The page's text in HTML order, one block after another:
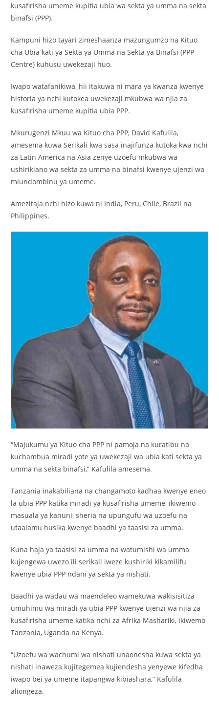
kusafirisha umeme kupitia ubia wa sekta ya umma na sekta
binafsi (PPP).
Kampuni hizo tayari zimeshaanza mazungumzo na Kituo
cha Ubia kati ya Sekta ya Umma na Sekta ya Binafsi (PPP
Centre) kuhusu uwekezaji huo.
Iwapo watafanikiwa, hii itakuwa ni mara ya kwanza kwenye
historia ya nchi kutokea uwekezaji mkubwa wa njia za
kusafirisha umeme kupitia ubia PPP.
Mkurugenzi Mkuu wa Kituo cha PPP, David Kafulila,
amesema kuwa Serikali kwa sasa inajifunza kutoka kwa nchi
za Latin America na Asia zenye uzoefu mkubwa wa
ushirikiano wa sekta za umma na binafsi kwenye ujenzi wa
miundombinu ya umeme.
Amezitaja nchi hizo kuwa ni India, Peru, Chile, Brazil na
Philippines.
“Majukumu ya Kituo cha PPP ni pamoja na kuratibu na
kuchambua miradi yote ya uwekezaji wa ubia kati sekta ya
umma na sekta binafsi,” Kafulila amesema.
Tanzania inakabiliana na changamoto kadhaa kwenye eneo
la ubia PPP katika miradi ya kusafirisha umeme, ikiwemo
masuala ya kanuni, sheria na upungufu wa uzoefu na
utaalamu husika kwenye baadhi ya taasisi za umma.
Kuna haja ya taasisi za umma na watumishi wa umma
kujengewa uwezo ili serikali iweze kushiriki kikamilifu
kwenye ubia PPP ndani ya sekta ya nishati.
Baadhi ya wadau wa maendeleo wamekuwa wakisisitiza
umuhimu wa miradi ya ubia PPP kwenye ujenzi wa njia za
kusafirisha umeme katika nchi za Afrika Mashariki, ikiwemo
Tanzania, Uganda na Kenya.
“Uzoefu wa wachumi wa nishati unaonesha kuwa sekta ya
nishati inaweza kujitegemea kujiendesha yenyewe kifedha
iwapo bei ya umeme itapangwa kibiashara,” Kafulila
aliongeza.